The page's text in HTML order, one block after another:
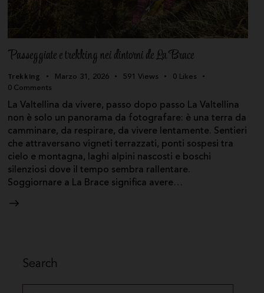
Passeggiate e trekking nei dintorni de La Brace
Trekking Marzo 31, 2026 591 Views 0
Likes
0 Comments
La Valtellina da vivere, passo dopo passo La Valtellina
non è solo un panorama da fotografare: è una terra da
camminare, da respirare, da vivere lentamente. Sentieri
che attraversano vigneti terrazzati, ponti sospesi tra
cielo e montagna, laghi alpini nascosti e boschi
silenziosi dove il tempo sembra rallentare.
Soggiornare a La Brace significa avere…
Search